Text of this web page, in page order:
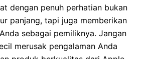
dengan penuh perhatian bukan
panjang, tapi juga memberikan
sebagai pemiliknya. Jangan
merusak pengalaman Anda